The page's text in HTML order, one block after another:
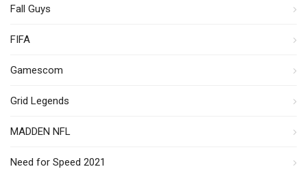
Fall Guys
FIFA
Gamescom
Grid Legends
MADDEN NFL
Need for Speed 2021